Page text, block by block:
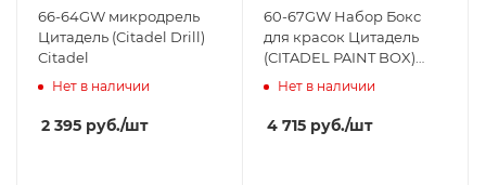
66-64GW микродрель
Цитадель (Citadel Drill)
Citadel
Нет в наличии
2 395 руб./шт
60-67GW Набор Бокс
для красок Цитадель
(CITADEL PAINT BOX)
Citadel
Нет в наличии
4 715 руб./шт